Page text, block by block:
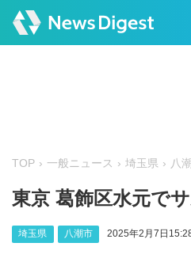
TOP 一般ニュース 埼玉県 八
東京 葛飾区水元で
埼玉県 八潮市 2025年2月7日